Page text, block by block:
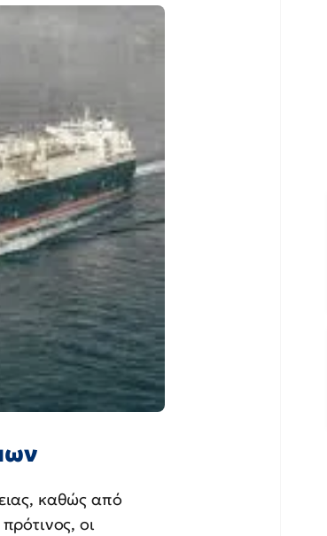
καθώς από
οι